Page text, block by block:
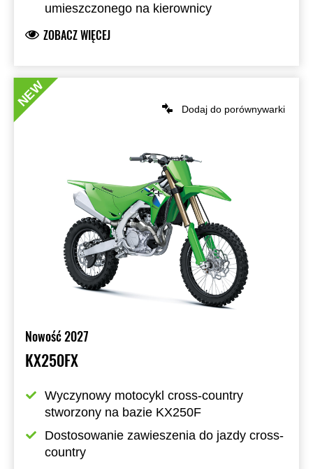
umieszczonego na kierownicy
ZOBACZ WIĘCEJ
Dodaj do porównywarki
Nowość 2027
KX250FX
Wyczynowy motocykl cross-country
stworzony na bazie KX250F
Dostosowanie zawieszenia do jazdy cross-
country
NEW